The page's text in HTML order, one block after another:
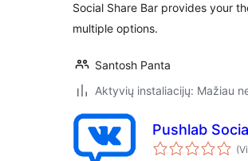
Social Share Bar provides your
multiple options.
Santosh Panta
Aktyvių instaliacijų: Mažiau
Pushlab